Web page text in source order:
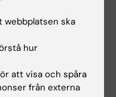
with
K, Hallberg J,
2016
webbplatsen ska
hur
att visa och spåra
från externa